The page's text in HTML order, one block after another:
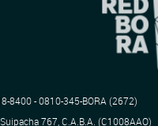
8400 - 0810-345-BORA (2672)
Suipacha 767, C.A.B.A. (C1008AAO)